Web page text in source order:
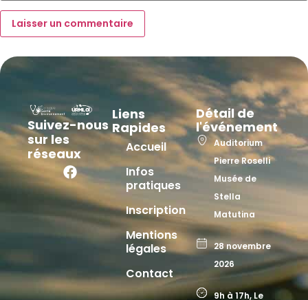
Suivez-nous
sur les
réseaux
Liens
Rapides
Accueil
Infos
pratiques
Inscription
Mentions
légales
Contact
Détail de
l'événement
Auditorium
Pierre Roselli
Musée de
Stella
Matutina
28 novembre
2026
9h à 17h, Le